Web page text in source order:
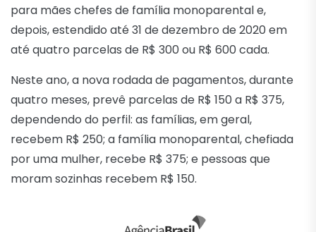
para mães chefes de família monoparental e,
depois, estendido até 31 de dezembro de 2020 em
até quatro parcelas de R$ 300 ou R$ 600 cada.
Neste ano, a nova rodada de pagamentos, durante
quatro meses, prevê parcelas de R$ 150 a R$ 375,
dependendo do perfil: as famílias, em geral,
recebem R$ 250; a família monoparental, chefiada
por uma mulher, recebe R$ 375; e pessoas que
moram sozinhas recebem R$ 150.